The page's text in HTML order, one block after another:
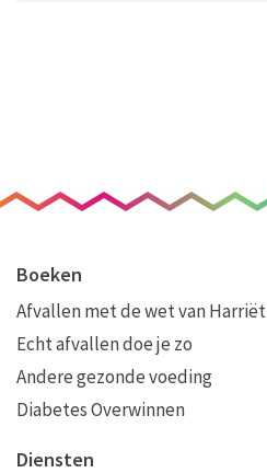
Boeken
Afvallen met de wet van Harriët
Echt afvallen doe je zo
Andere gezonde voeding
Diabetes Overwinnen
Diensten